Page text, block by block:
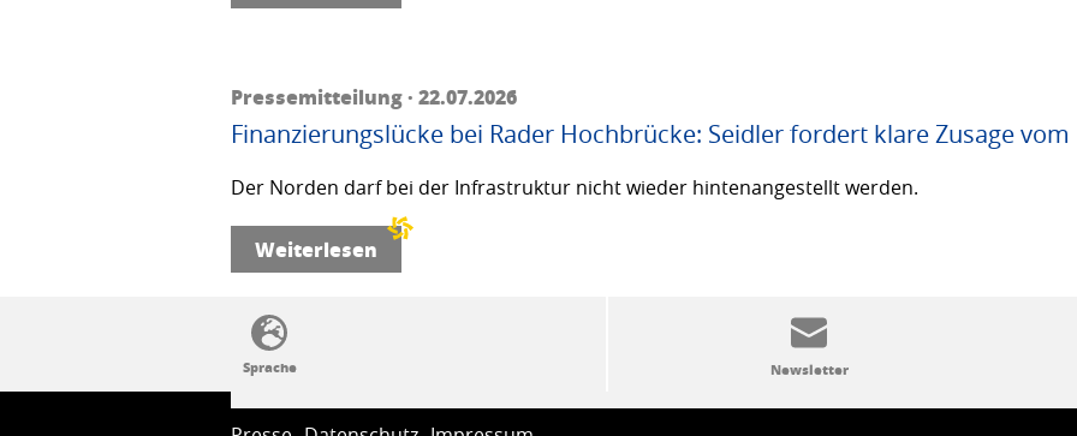
Pressemitteilung · 22.07.2026
Finanzierungslücke bei Rader Hochbrücke: Seidler fordert klare Zusage vom
Der Norden darf bei der Infrastruktur nicht wieder hintenangestellt werden.
Weiterlesen
SSW-Politik von A bis Z